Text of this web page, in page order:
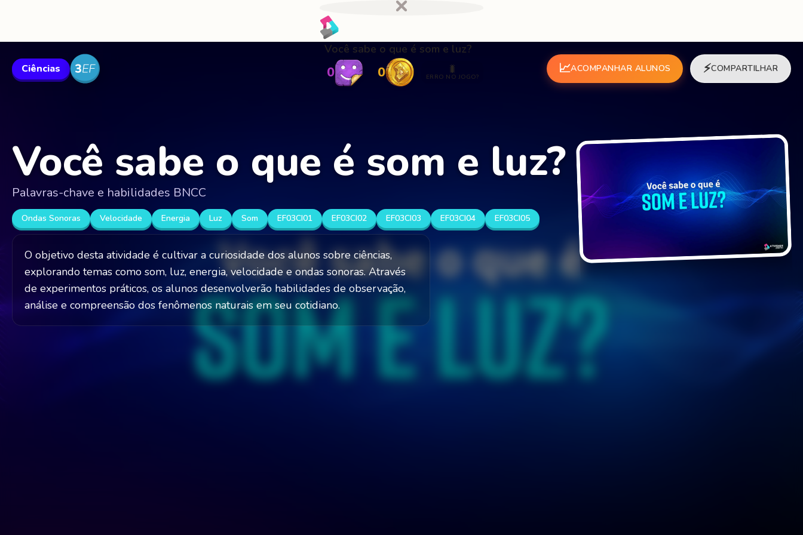
Você sabe o que é som e luz?
0 0 🐛
ERRO NO JOGO?
Ciências 📈ACOMPANHAR ALUNOS ⚡COMPARTILHAR
Você sabe o que é som e luz?
Palavras-chave e habilidades BNCC
Ondas Sonoras Velocidade Energia Luz Som EF03CI01 EF03CI02 EF03CI03 EF03CI04 EF03CI05
O objetivo desta atividade é cultivar a curiosidade dos alunos sobre ciências,
explorando temas como som, luz, energia, velocidade e ondas sonoras. Através
de experimentos práticos, os alunos desenvolverão habilidades de observação,
análise e compreensão dos fenômenos naturais em seu cotidiano.